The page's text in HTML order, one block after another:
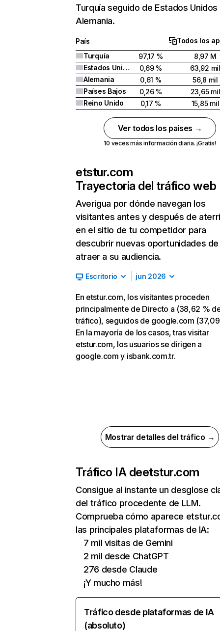
Turquía seguido de Estados Unidos
Alemania.
País
Todos los
Turquía
97,17 %
8,97 M
Estados Unidos
0,69 %
63,92 mil
Alemania
0,61 %
56,8 mil
Países Bajos
0,26 %
23,65 mil
Reino Unido
0,17 % 15,85 mil
Ver todos los países →
10 veces más información diaria. ¡Gratis!
etstur.com
Trayectoria del tráfico web
Averigua por dónde navegan los
visitantes antes y después de
en el sitio de tu competidor para
descubrir nuevas oportunidades de
atraer a su audiencia.
Escritorio jun 2026
En etstur.com, los visitantes proceden
principalmente de Directo a (38,62 %
tráfico), seguidos de google.com
En la mayoría de los casos, tras visitar
etstur.com, los usuarios se dirigen a
google.com y isbank.com.tr.
Mostrar detalles del tráfico →
Tráfico IA deetstur.com
Consigue al instante un desglose
del tráfico procedente de LLM.
Comprueba cómo aparece
las principales plataformas de IA:
7 mil visitas de Gemini
2 mil desde ChatGPT
276 desde Claude
¡Y mucho más!
Tráfico desde plataformas de IA
(absoluto)